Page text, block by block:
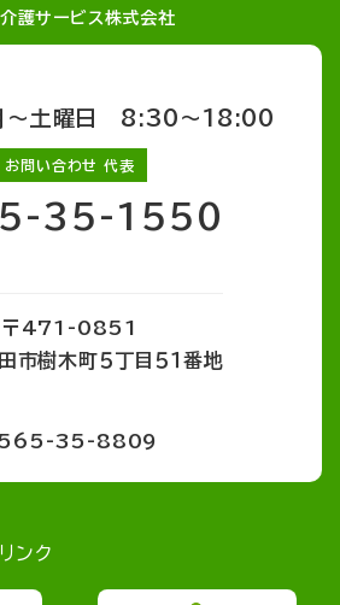
護サービス株式会社
土曜日 8:30～18:00
お問い合わせ 代表
35-1550
〒471-0851
市樹木町５丁目５１番地
35-8809
ンク